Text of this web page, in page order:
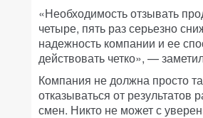
«Необходимость отзывать
четыре, пять раз серьезно
надежность компании и ее
действовать четко», —
Компания не должна просто
отказываться от результатов
смен. Никто не может с